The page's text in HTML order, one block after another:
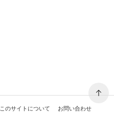
このサイトについて お問い合わせ